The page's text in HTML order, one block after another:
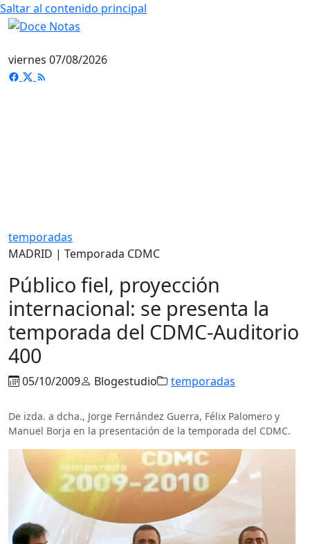
Saltar al contenido principal
viernes 07/08/2026
temporadas
MADRID | Temporada CDMC
Público fiel, proyección
internacional: se presenta la
temporada del CDMC-Auditorio
400
05/10/2009 Blogestudio temporadas
De izda. a dcha., Jorge Fernández Guerra, Félix Palomero y
Manuel Borja en la presentación de la temporada del CDMC.